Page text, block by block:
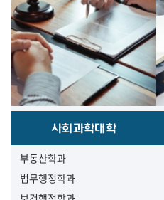
사회과학대학
부동산학과
법무행정학과